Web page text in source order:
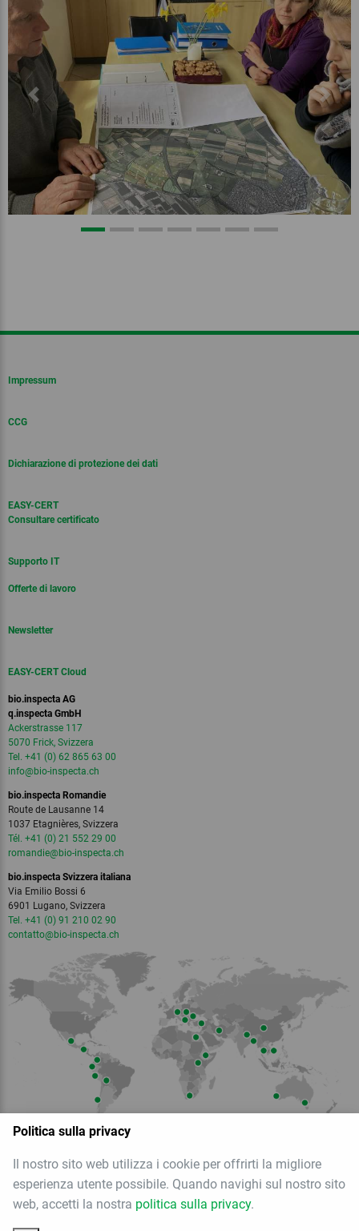
Politica sulla privacy
Il nostro sito web utilizza i cookie per offrirti la migliore
esperienza utente possibile. Quando navighi sul nostro sito
web, accetti la nostra politica sulla privacy.
Previous Next
Impressum
CCG
Dichiarazione di protezione dei dati
EASY-CERT
Consultare certificato
Supporto IT
Offerte di lavoro
Newsletter
EASY-CERT Cloud
bio.inspecta AG
q.inspecta GmbH
Ackerstrasse 117
5070 Frick, Svizzera
Tel. +41 (0) 62 865 63 00
info@bio-inspecta.ch
bio.inspecta Romandie
Route de Lausanne 14
1037 Etagnières, Svizzera
Tél. +41 (0) 21 552 29 00
romandie@bio-inspecta.ch
bio.inspecta Svizzera italiana
Via Emilio Bossi 6
6901 Lugano, Svizzera
Tel. +41 (0) 91 210 02 90
contatto@bio-inspecta.ch
Membro dell